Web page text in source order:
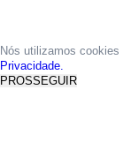
Nós utilizamos
Privacidade.
PROSSEGUIR